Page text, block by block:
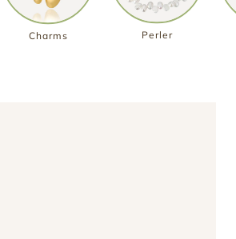
Charms
Perler